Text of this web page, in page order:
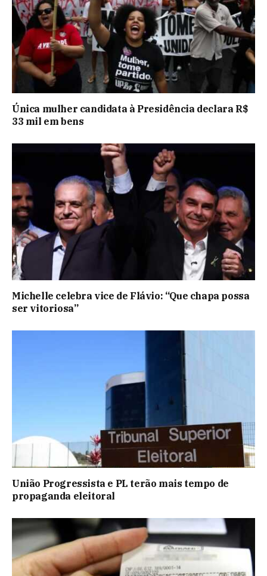
Única mulher candidata à Presidência declara R$
33 mil em bens
Michelle celebra vice de Flávio: “Que chapa possa
ser vitoriosa”
União Progressista e PL terão mais tempo de
propaganda eleitoral